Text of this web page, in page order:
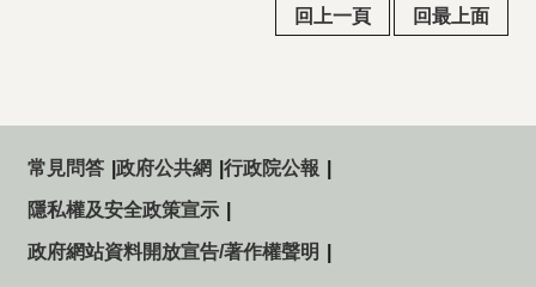
回上一頁 回最上面
常見問答 政府公共網 行政院公報
隱私權及安全政策宣示
政府網站資料開放宣告/著作權聲明